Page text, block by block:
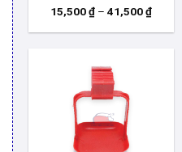
15,500₫ – 41,500₫Khoảng
từ